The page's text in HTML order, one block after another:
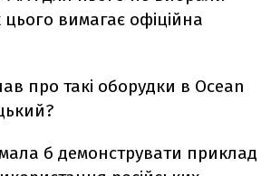
цього вимагає офіційна
про такі оборудки в Ocean
мала б демонструвати приклад